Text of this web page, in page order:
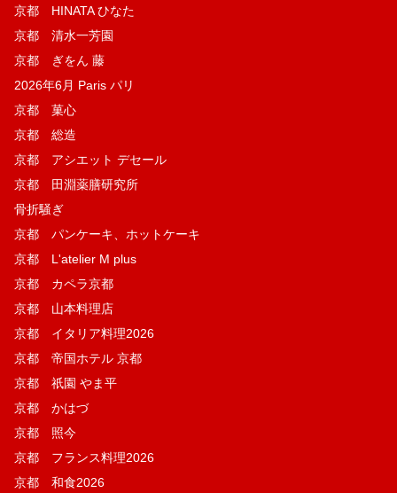
京都 HINATA ひなた
京都 清水一芳園
京都 ぎをん 藤
2026年6月 Paris パリ
京都 菓​心
京都 総造
京都 アシエット デセール
京都 田淵薬膳研究所
骨折騒ぎ
京都 パンケーキ、ホットケーキ
京都 L'atelier M plus
京都 カペラ京都
京都 山本料理店
京都 イタリア料理2026
京都 帝国ホテル 京都
京都 祇園 やま平
京都 かはづ
京都 照今
京都 フランス料理2026
京都 和食2026